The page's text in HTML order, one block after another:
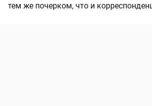
тем же почерком, что и